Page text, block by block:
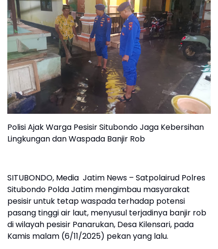
Polisi Ajak Warga Pesisir Situbondo Jaga Kebersihan
Lingkungan dan Waspada Banjir Rob
SITUBONDO, Media Jatim News – Satpolairud Polres
Situbondo Polda Jatim mengimbau masyarakat
pesisir untuk tetap waspada terhadap potensi
pasang tinggi air laut, menyusul terjadinya banjir rob
di wilayah pesisir Panarukan, Desa Kilensari, pada
Kamis malam (6/11/2025) pekan yang lalu.